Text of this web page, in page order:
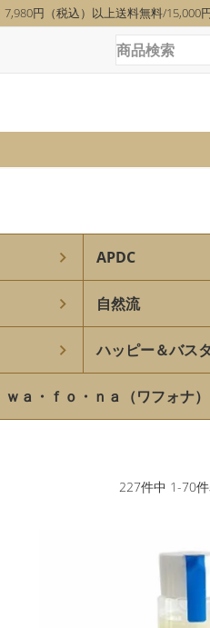
7,980円（税込）以上送料無料/15,000
APDC
自然流
ハッピー＆バス
ｗａ・ｆｏ・ｎａ（ワフォナ）
227件中 1-70